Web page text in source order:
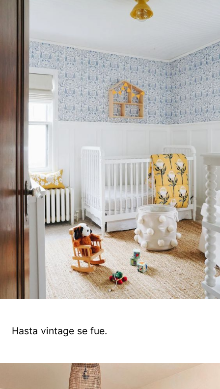
Hasta vintage se fue.